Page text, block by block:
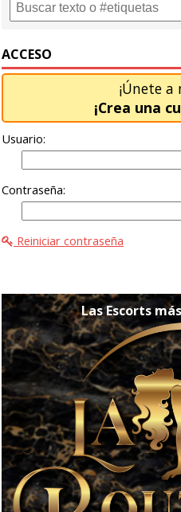
ACCESO
¡Únete
¡Crea una
Usuario:
Contraseña:
Reiniciar contraseña
Las Escorts